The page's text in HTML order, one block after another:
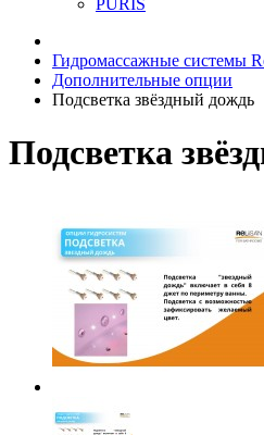
PURIS
Гидромассажные системы
Дополнительные опции
Подсветка звёздный дождь
Подсветка